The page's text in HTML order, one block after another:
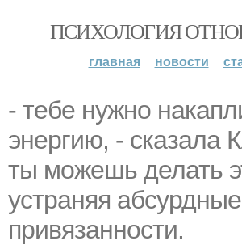
ПСИХОЛОГИЯ
главная новости
- тебе нужно
энергию, - сказала
ты можешь делать
устраняя абсурдные
привязанности.